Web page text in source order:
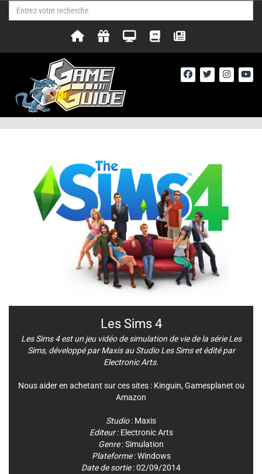
Les Sims 4
Les Sims 4 est un jeu vidéo de simulation de vie de la série Les
Sims, développé par Maxis au Studio Les Sims et édité par
Electronic Arts.
Nous aider en achetant sur ces sites : Kinguin, Gamesplanet ou
Amazon
Studio: Maxis
Editeur: Electronic Arts
Genre:Simulation
Plateforme:Windows
Date de sortie: 02/09/2014